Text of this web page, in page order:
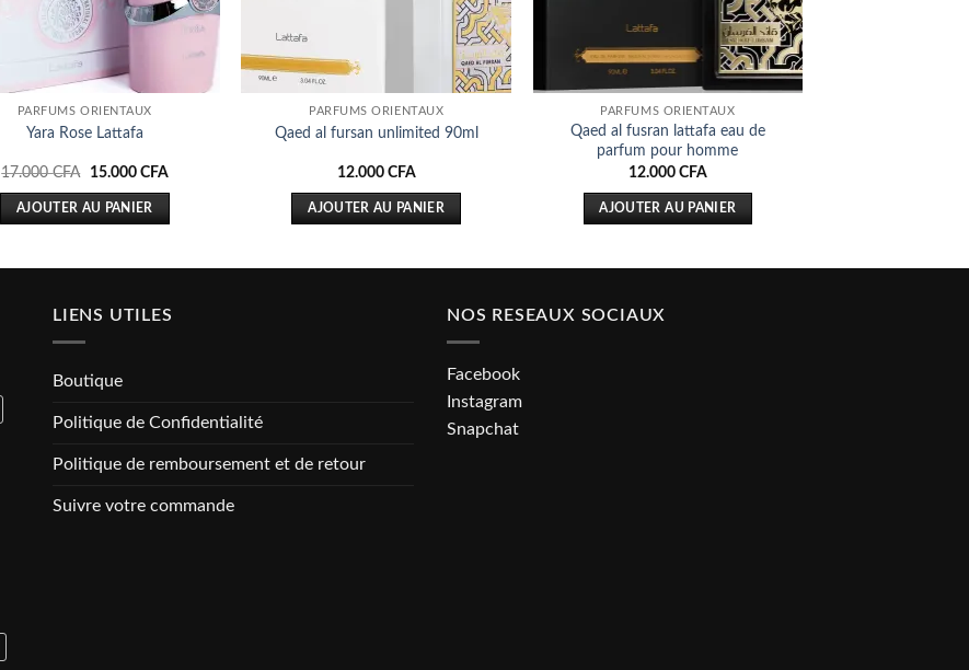
PARFUMS ORIENTAUX
Yara Rose Lattafa
17.000CFA
Le
initial
était :
15.000 CFALe
AJOUTER AU PANIER
PARFUMS ORIENTAUX
Qaed al fursan unlimited 90ml
12.000 CFA
AJOUTER AU PANIER
PARFUMS ORIENTAUX
Qaed al fusran lattafa eau de
parfum pour homme
12.000 CFA
AJOUTER AU PANIER
LIENS UTILES
Boutique
Politique de Confidentialité
Politique de remboursement et de retour
Suivre votre commande
NOS RESEAUX SOCIAUX
Facebook
Instagram
Snapchat